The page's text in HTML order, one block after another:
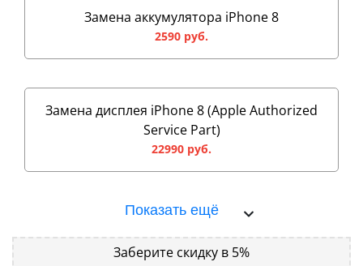
Замена аккумулятора iPhone 8
2590 руб.
Замена дисплея iPhone 8 (Apple Authorized
Service Part)
22990 руб.
Показать ещё
Заберите скидку в 5%